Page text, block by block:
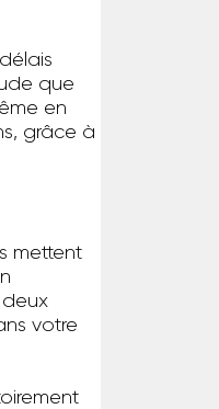
que
en
grâce à
mettent
deux
votre